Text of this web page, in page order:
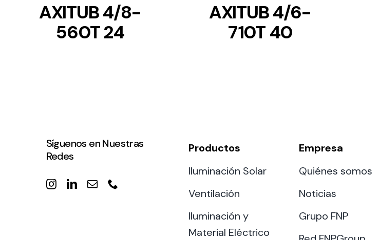
AXITUB 4/8-
560T 24
AXITUB 4/6-
710T 40
Síguenos en Nuestras
Redes
Productos
Iluminación Solar
Ventilación
Iluminación y
Material Eléctrico
Empresa
Quiénes somos
Noticias
Grupo FNP